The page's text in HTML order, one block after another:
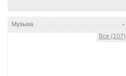
-
Музыка
Все (107)